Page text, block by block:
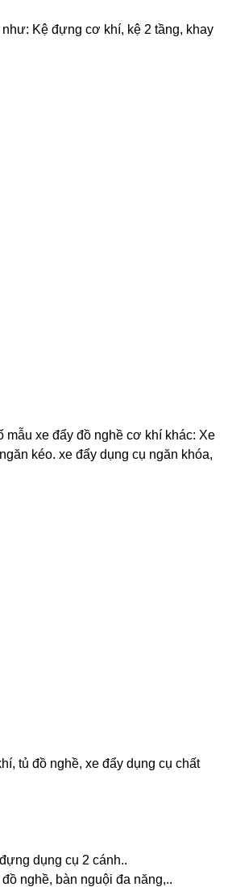
Kệ đựng cơ khí, kệ 2 tầng, khay
mẫu xe đẩy đồ nghề cơ khí khác: Xe
kéo. xe đẩy dụng cụ ngăn khóa,
tủ đồ nghề, xe đẩy dụng cụ chất
dụng cụ 2 cánh..
nghề, bàn nguội đa năng,..